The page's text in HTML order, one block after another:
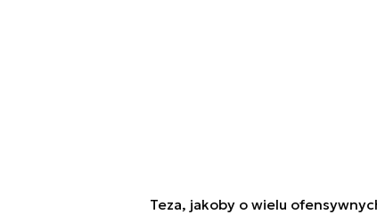
Teza, jakoby o wielu